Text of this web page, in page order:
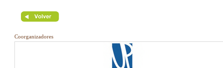
Coorganizadores